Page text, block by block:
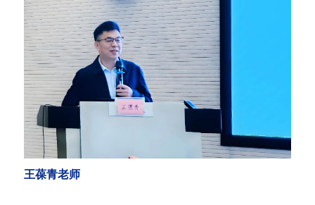
王葆青老师